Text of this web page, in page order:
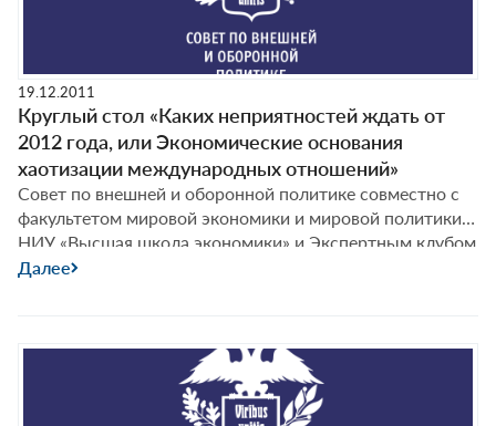
19.12.2011
Круглый стол «Каких неприятностей ждать от
2012 года, или Экономические основания
хаотизации международных отношений»
Совет по внешней и оборонной политике совместно с
факультетом мировой экономики и мировой политики
НИУ «Высшая школа экономики» и Экспертным клубом
мировой политической экономики провели 19 декабря
Далее